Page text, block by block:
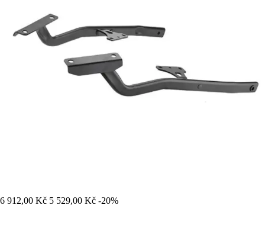
6 912,00 Kč 5 529,00 Kč -20%